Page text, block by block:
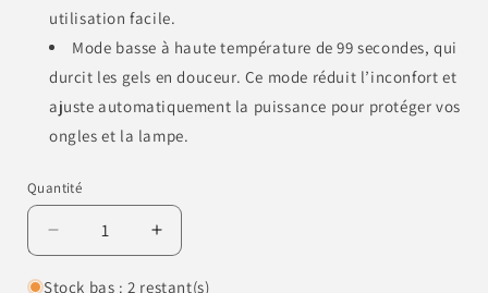
utilisation facile.
Mode basse à haute température de 99 secondes, qui
durcit les gels en douceur. Ce mode réduit l’inconfort et
ajuste automatiquement la puissance pour protéger vos
ongles et la lampe.
Quantité
Quantité
Réduire
la
quantité
Augmenter
la
quantité
Stock bas : 2 restant(s)